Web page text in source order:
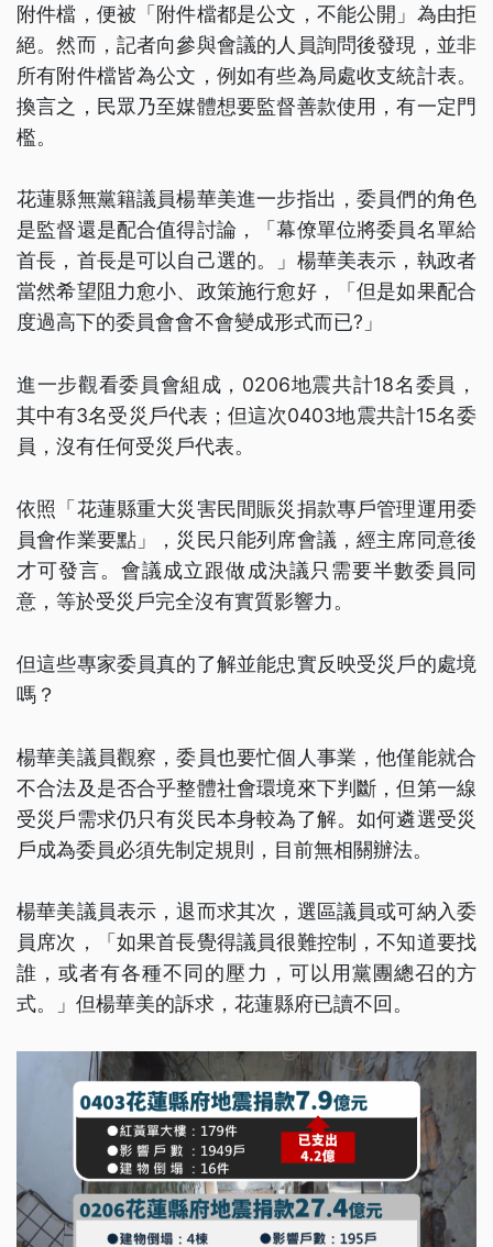
附件檔，便被「附件檔都是公文，不能公開」為由拒
絕。然而，記者向參與會議的人員詢問後發現，並非
所有附件檔皆為公文，例如有些為局處收支統計表。
換言之，民眾乃至媒體想要監督善款使用，有一定門
檻。
花蓮縣無黨籍議員楊華美進一步指出，委員們的角色
是監督還是配合值得討論，「幕僚單位將委員名單給
首長，首長是可以自己選的。」楊華美表示，執政者
當然希望阻力愈小、政策施行愈好，「但是如果配合
度過高下的委員會會不會變成形式而已?」
進一步觀看委員會組成，0206地震共計18名委員，
其中有3名受災戶代表；但這次0403地震共計15名委
員，沒有任何受災戶代表。
依照「花蓮縣重大災害民間賑災捐款專戶管理運用委
員會作業要點」，災民只能列席會議，經主席同意後
才可發言。會議成立跟做成決議只需要半數委員同
意，等於受災戶完全沒有實質影響力。
但這些專家委員真的了解並能忠實反映受災戶的處境
嗎？
楊華美議員觀察，委員也要忙個人事業，他僅能就合
不合法及是否合乎整體社會環境來下判斷，但第一線
受災戶需求仍只有災民本身較為了解。如何遴選受災
戶成為委員必須先制定規則，目前無相關辦法。
楊華美議員表示，退而求其次，選區議員或可納入委
員席次，「如果首長覺得議員很難控制，不知道要找
誰，或者有各種不同的壓力，可以用黨團總召的方
式。」但楊華美的訴求，花蓮縣府已讀不回。